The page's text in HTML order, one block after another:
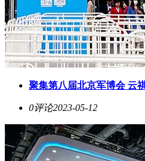
聚集第八届北京军博会 云
0评论2023-05-12